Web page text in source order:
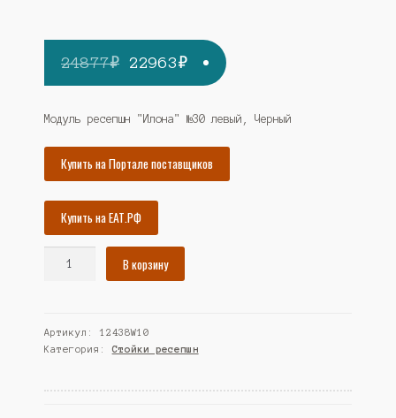
24877₽ Первоначальная
цена
составляла
24877₽.
22963₽Текущая
цена:
22963₽.
Модуль ресепшн "Илона" №30 левый, Черный
Купить на Портале поставщиков
Купить на ЕАТ.РФ
"Илона"
№30
Черный
В корзину
Артикул:12438W10
Категория: Стойки ресепшн